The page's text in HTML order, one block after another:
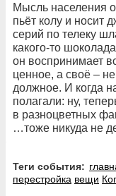
Мысль населения
пьёт колу и носит
серий по телеку
какого-то
он воспринимает
ценное, а своё –
должное. И когда
полагали: ну,
в разноцветных
…тоже никуда не
Теги события:
перестройка вещи